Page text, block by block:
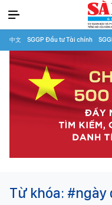
中文 SGGP Đầu tư Tài chính
Từ khóa: #ngày